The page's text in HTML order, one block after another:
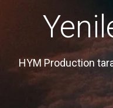
HYM Production